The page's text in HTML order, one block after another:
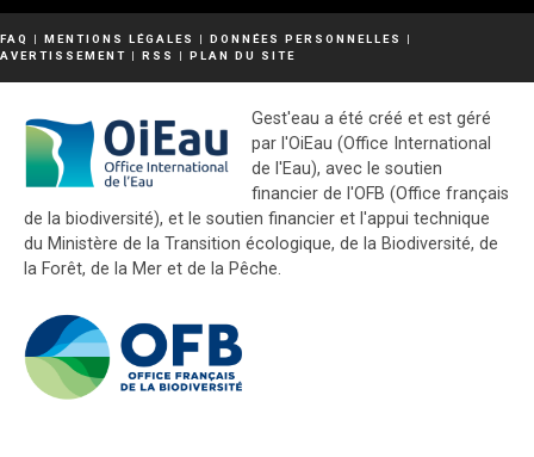
FAQ | MENTIONS LÉGALES | DONNÉES PERSONNELLES
|
AVERTISSEMENT | RSS | PLAN DU SITE
Gest'eau a été créé et est géré
par l'OiEau (Office International
de l'Eau), avec le soutien
financier de l'OFB (Office français
de la biodiversité), et le soutien financier et l'appui technique
du Ministère de la Transition écologique, de la Biodiversité, de
la Forêt, de la Mer et de la Pêche.